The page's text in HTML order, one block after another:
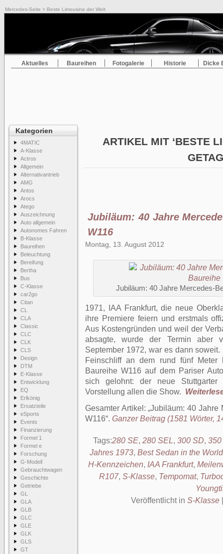
Mercedes-Seite > Beste Limousine der Welt
Aktuelles Baureihen Fotogalerie Historie Dicke
Kategorien
4MATIC
A-Klasse
Actros
Allgemein
Alternativantrieb
AMG
Antos
Arocs
Atego
Auszeichnung
Auto allgemein
Autonomes Fahren
B-Klasse
Baureihen
Beleuchtung
Bereifung
Bertha
Bus
C-Klasse
car2go
Citan
CL
CLA
Classic
CLC
CLK
CLS
Design
DTM
E-Klasse
Entwicklung
EQ
Erlkönig
Ersatzteile
eSports
Events
Finanzierung
Formel 1
Formel e
Forschung
G-Modell
Gebrauchtwagen
Geschichte
Getriebe
GL
GLA
GLB
GLC
GLE
GLK
GLS
GT
ARTIKEL MIT ‘BESTE
Jubiläum: 40 Jahre
W116
Montag, 13. August 2012
Jubiläum: 40 Jahre Mercedes-
1971, IAA Frankfurt, die neue
ihre Premiere feiern und erstmals
Aus Kostengründen und weil der
absagte, wurde der Termin aber
September 1972, war es dann
Feinschliff an dem rund fünf
Baureihe W116 auf dem Pariser
sich gelohnt: der neue Stuttgarter
Vorstellung allen die Show.
Gesamter Artikel: Jubiläum: 40 Jahre
W116 . Ganzer Beitrag (1581 Wörter,
Tags:280 SE, 280 SEL, 300 SD,
Jahres 1973, Best Sedan in the World
H-Kennzeichen, IAA Frankfurt,
R107, S-Klasse, Tempomat,
Veröffentlicht in S-Klasse